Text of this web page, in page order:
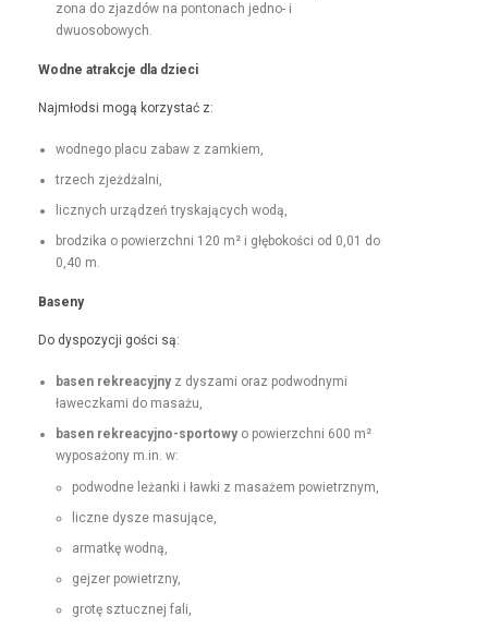
zona do zjazdów na pon­tonach jed­no- i
dwuosobowych.
Wodne atrakc­je dla dzieci
Najmłod­si mogą korzys­tać z:
wod­nego placu zabaw z zamkiem,
trzech zjeżdżal­ni,
licznych urządzeń tryska­ją­cych wodą,
brodzi­ka o powierzch­ni 120 m² i głębokoś­ci od 0,01 do
0,40 m.
Base­ny
Do dys­pozy­cji goś­ci są:
basen rekrea­cyjnyz dysza­mi oraz pod­wod­ny­mi
ławeczka­mi do masażu,
basen rekrea­cyjno-sportowyo powierzch­ni 600 m²
wyposażony m.in. w:
pod­wodne leżan­ki i ław­ki z masażem powietrznym,
liczne dysze masujące,
armatkę wod­ną,
gejz­er powietrzny,
grotę sztucznej fali,